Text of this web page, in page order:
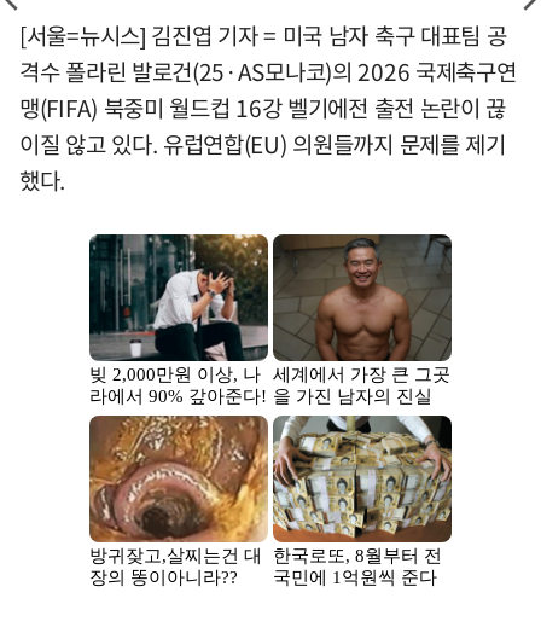
[서울=뉴시스] 김진엽 기자 = 미국 남자 축구 대표팀 공
격수 폴라린 발로건(25·AS모나코)의 2026 국제축구연
맹(FIFA) 북중미 월드컵 16강 벨기에전 출전 논란이 끊
이질 않고 있다. 유럽연합(EU) 의원들까지 문제를 제기
했다.